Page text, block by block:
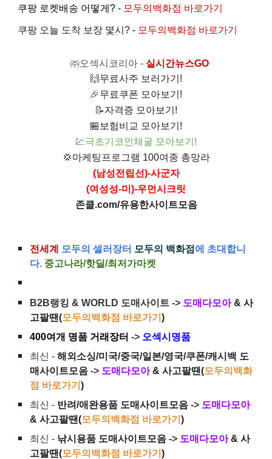
쿠팡 로켓배송 어떻게? - 모두의백화점 바로가기
쿠팡 오늘 도착 보장 몇시? - 모두의백화점 바로가기
㈜오섹시코리아- 실시간뉴스GO
🙌 무료사주 보러가기!
🎉무료쿠폰 모아보기!
📝자격증 모아보기!
🏪 보험비교 모아보기!
💹극초기코인채굴 모아보기!
💢마케팅프로그램 100여종 총망라
(남성전립선)-사군자
(여성성-미)-우먼시크릿
존클.com/유용한사이트모음
전세계 모두의 셀러장터 모두의 백화점 에 초대합니
다. 중고나라/핫딜/최저가마켓
B2B랭킹 & WORLD 도매사이트 -> 도매다모아 & 사
고팔땐(모두의백화점 바로가기)
400여개 명품 거래장터 -> 오섹시명품
최신 -해외소싱/미국/중국/일본/영국/쿠폰/캐시백 도
매사이트모음 -> 도매다모아 & 사고팔땐(모두의백화
점 바로가기)
최신 - 반려/애완용품 도매사이트모음 -> 도매다모아
& 사고팔땐(모두의백화점 바로가기)
최신 - 낚시용품 도매사이트모음 -> 도매다모아 & 사
고팔땐(모두의백화점 바로가기)